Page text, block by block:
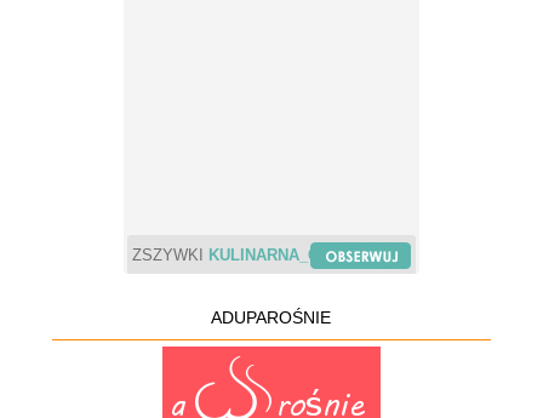
ZSZYWKI KULINARNA_CHWILA
ADUPAROŚNIE